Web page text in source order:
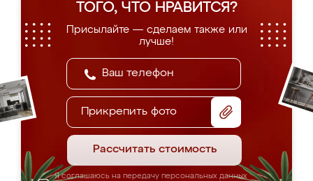
ТОГО, ЧТО НРАВИТСЯ?
Присылайте — сделаем также или
лучше!
Прикрепить фото
Рассчитать стоимость
Я соглашаюсь на передачу персональных данных